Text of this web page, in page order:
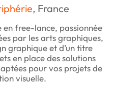
, France
free-lance, passionnée
par les arts graphiques,
graphique et d’un titre
en place des solutions
pour vos projets de
visuelle.